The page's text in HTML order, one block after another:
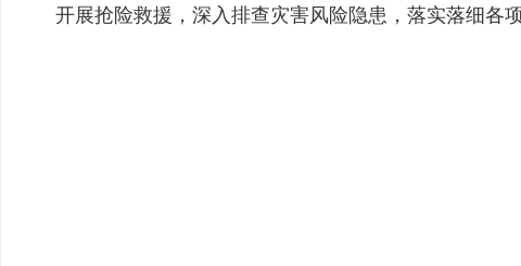
开展抢险救援，深入排查灾害风险隐患，落实落细各